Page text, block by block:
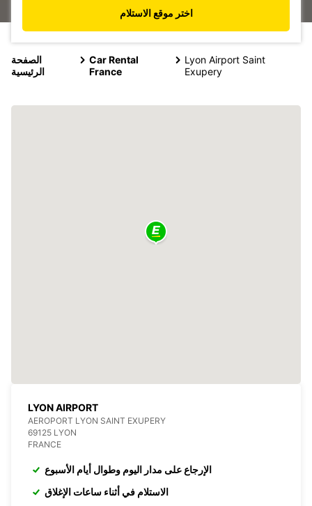
اختر موقع الاستلام
الصفحة
الرئيسية
Car Rental
France
Lyon Airport Saint
Exupery
LYON AIRPORT
AEROPORT LYON SAINT EXUPERY
69125 LYON
FRANCE
الإرجاع على مدار اليوم وطوال أيام الأسبوع
الاستلام في أثناء ساعات الإغلاق